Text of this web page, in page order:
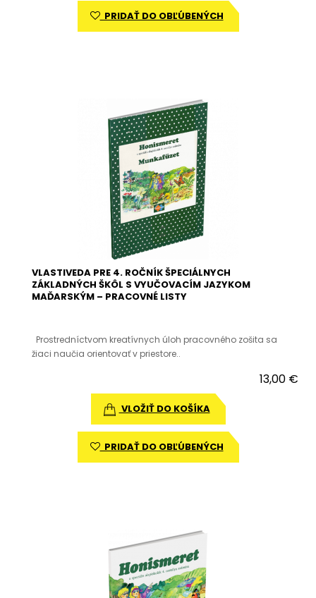
PRIDAŤ DO OBĽÚBENÝCH
VLASTIVEDA PRE 4. ROČNÍK ŠPECIÁLNYCH
ZÁKLADNÝCH ŠKÔL S VYUČOVACÍM JAZYKOM
MAĎARSKÝM – PRACOVNÉ LISTY
Prostredníctvom kreatívnych úloh pracovného zošita sa
žiaci naučia orientovať v priestore..
13,00 €
VLOŽIŤ DO KOŠÍKA
PRIDAŤ DO OBĽÚBENÝCH